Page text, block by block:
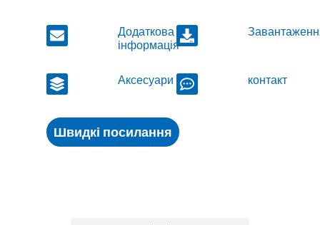
Додаткова
інформація
Аксесуари контакт
Швидкі посилання